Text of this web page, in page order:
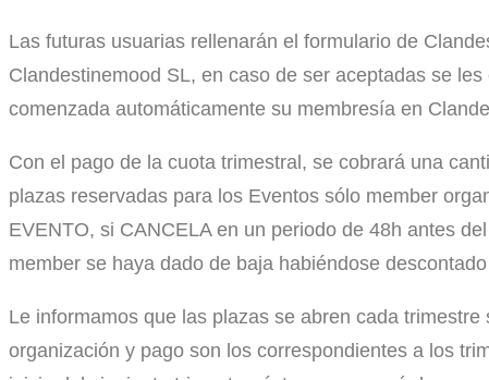
Las futuras usuarias rellenarán el formulario de
Clandestinemood SL, en caso de ser aceptadas se
comenzada automáticamente su membresía en
Con el pago de la cuota trimestral, se cobrará una
plazas reservadas para los Eventos sólo member
EVENTO, si CANCELA en un periodo de 48h antes
member se haya dado de baja habiéndose
Le informamos que las plazas se abren cada
organización y pago son los correspondientes a los